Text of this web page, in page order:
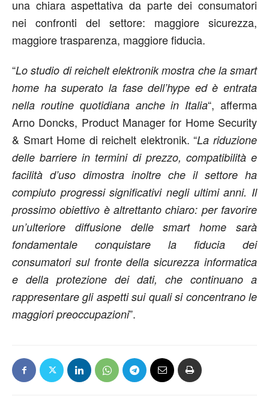
una chiara aspettativa da parte dei consumatori
nei confronti del settore: maggiore sicurezza,
maggiore trasparenza, maggiore fiducia.
“Lo studio di reichelt elektronik mostra che la smart
home ha superato la fase dell’hype ed è entrata
nella routine quotidiana anche in Italia“, afferma
Arno Doncks, Product Manager for Home Security
& Smart Home di reichelt elektronik. “La riduzione
delle barriere in termini di prezzo, compatibilità e
facilità d’uso dimostra inoltre che il settore ha
compiuto progressi significativi negli ultimi anni. Il
prossimo obiettivo è altrettanto chiaro: per favorire
un’ulteriore diffusione delle smart home sarà
fondamentale conquistare la fiducia dei
consumatori sul fronte della sicurezza informatica
e della protezione dei dati, che continuano a
rappresentare gli aspetti sui quali si concentrano le
maggiori preoccupazioni”.